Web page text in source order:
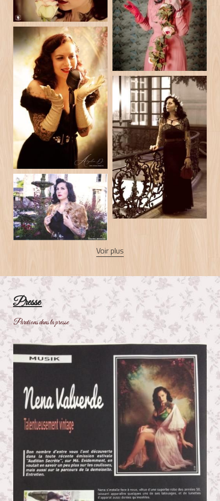
Voir plus
Presse
Parutions dans la presse